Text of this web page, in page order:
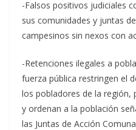
-Falsos positivos judiciales
sus comunidades y juntas
campesinos sin nexos con
-Retenciones ilegales a
fuerza pública restringen el
los pobladores de la región,
y ordenan a la población
las Juntas de Acción